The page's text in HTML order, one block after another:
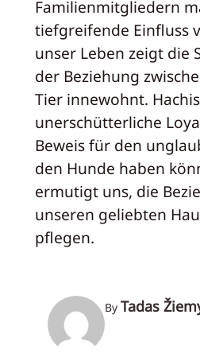
Familienmitgliedern
tiefgreifende Einfluss
unser Leben zeigt die
der Beziehung
Tier innewohnt. Hachis
unerschütterliche
Beweis für den
den Hunde haben
ermutigt uns, die
unseren geliebten
pflegen.
By Tadas